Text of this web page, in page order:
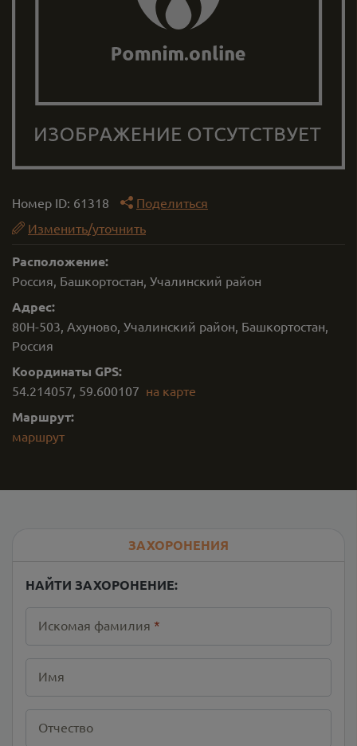
Номер ID: 61318
Поделиться
Изменить/уточнить
Расположение:
Россия, Башкортостан, Учалинский район
Адрес:
80Н-503, Ахуново, Учалинский район, Башкортостан,
Россия
Координаты GPS:
54.214057, 59.600107 на карте
Маршрут:
маршрут
ЗАХОРОНЕНИЯ
НАЙТИ ЗАХОРОНЕНИЕ:
Искомая фамилия *
Имя
Отчество